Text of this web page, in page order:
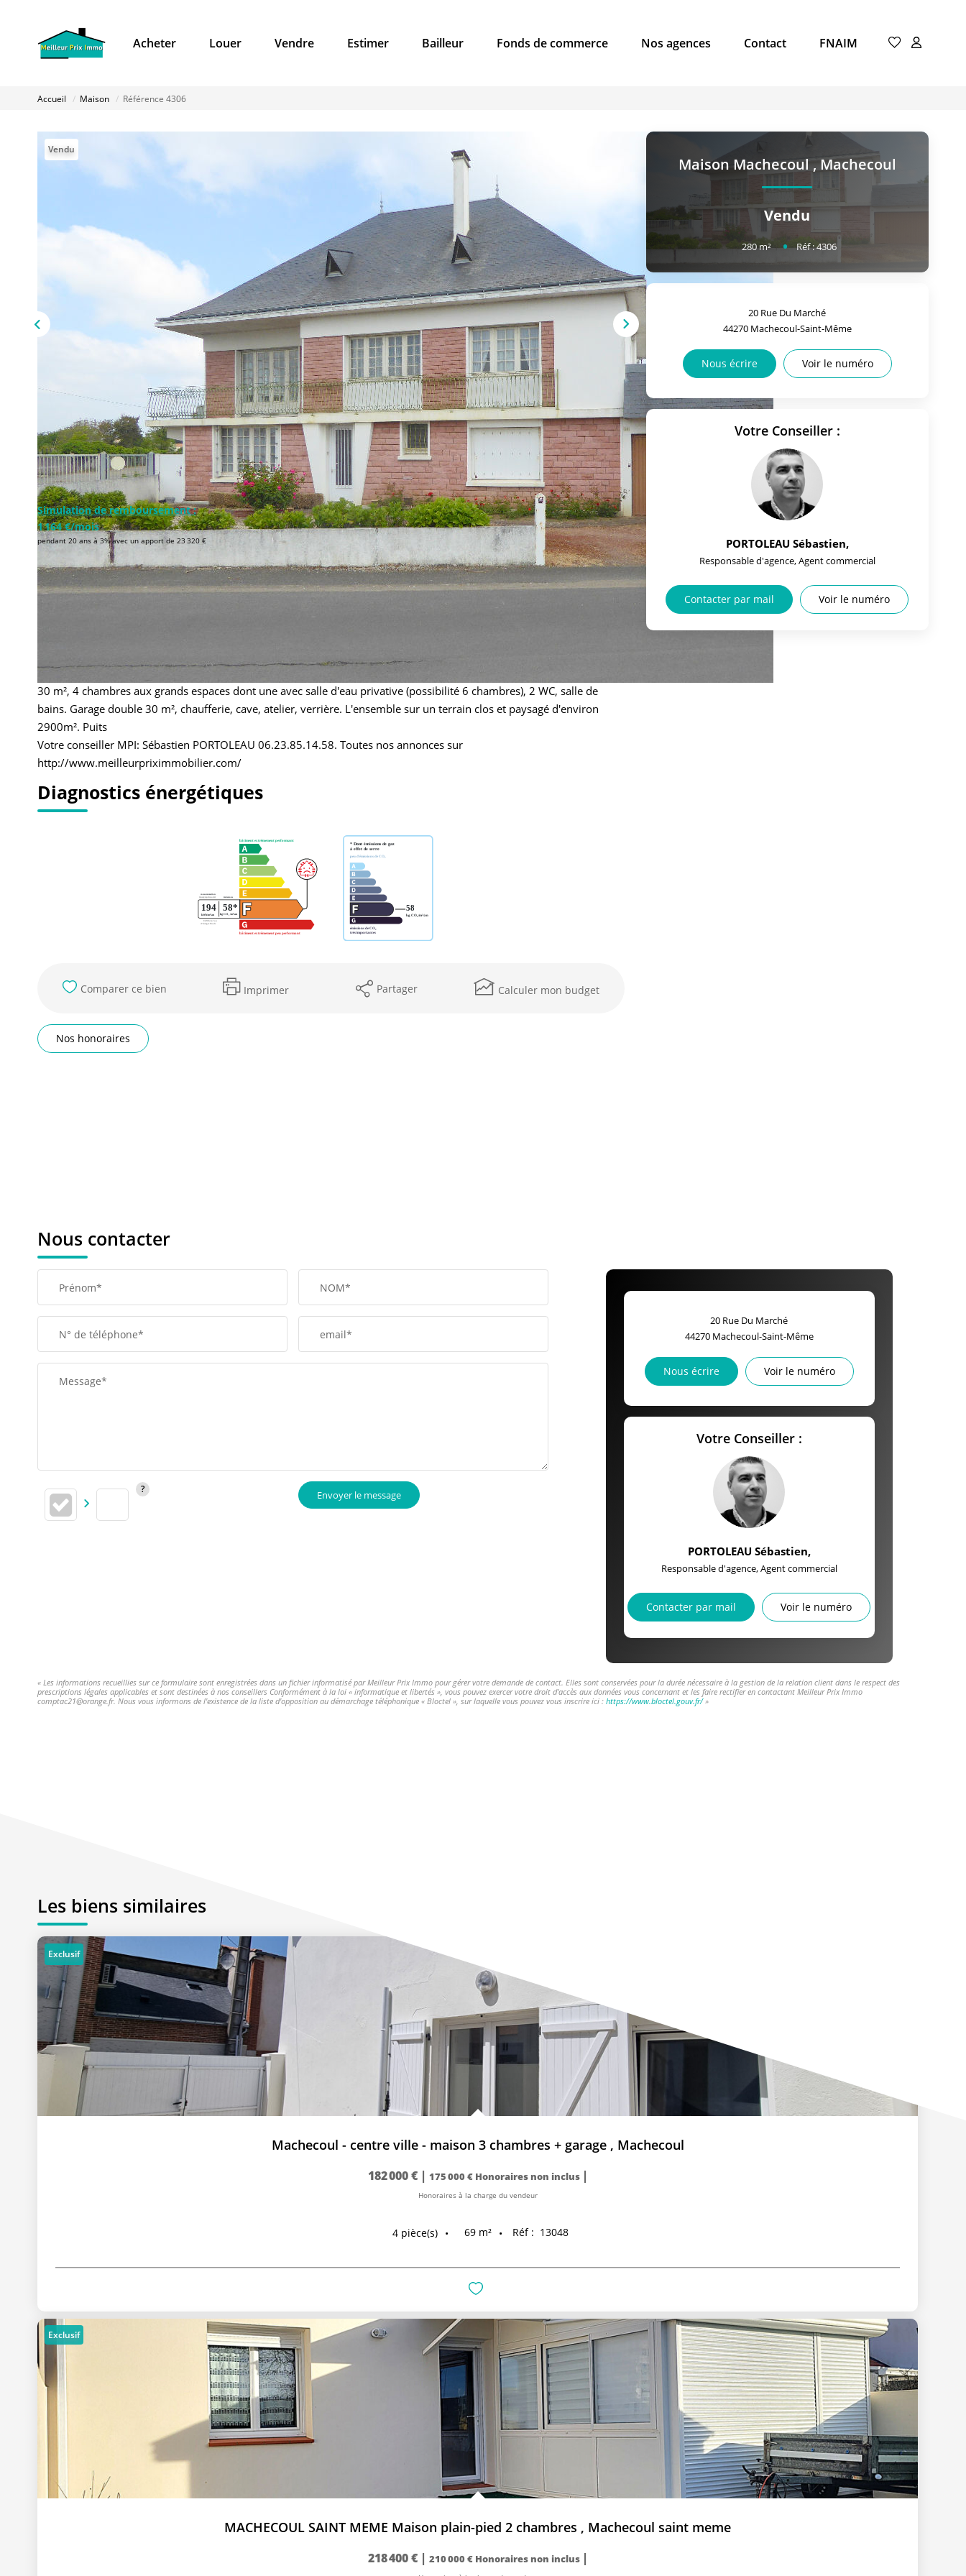
Acheter Louer Vendre Estimer Bailleur Fonds de commerce Nos agences Contact FNAIM
Accueil Maison Référence 4306
Vendu
Simulation de remboursement :
1 164 €/mois
pendant 20 ans à 3% avec un apport de 23 320 €
Description
m² habitables est composée : hall d'entrée, cuisine, arrière cuisine, débarras, salon-séjour de 49 m²,salle à manger de
30 m², 4 chambres aux grands espaces dont une avec salle d'eau privative (possibilité 6 chambres), 2 WC, salle de
bains. Garage double 30 m², chaufferie, cave, atelier, verrière. L'ensemble sur un terrain clos et paysagé d'environ
2900m². Puits
Votre conseiller MPI: Sébastien PORTOLEAU 06.23.85.14.58. Toutes nos annonces sur
http://www.meilleurpriximmobilier.com/
Diagnostics énergétiques
Comparer ce bien Imprimer Partager Calculer mon budget
Nos honoraires
Maison Machecoul,Machecoul
Vendu
280m² Réf :4306
20 Rue Du Marché
44270 Machecoul-Saint-Même
Nous écrire Voir le numéro
Votre Conseiller :
PORTOLEAU Sébastien,
Responsable d'agence, Agent commercial
Contacter par mail Voir le numéro
Nous contacter
Prénom* NOM*
N° de téléphone* email*
Message*
Envoyer le message
20 Rue Du Marché
44270 Machecoul-Saint-Même
Nous écrire Voir le numéro
Votre Conseiller :
PORTOLEAU Sébastien,
Responsable d'agence, Agent commercial
Contacter par mail Voir le numéro
« Les informations recueillies sur ce formulaire sont enregistrées dans un fichier informatisé par Meilleur Prix Immo pour gérer votre demande de contact. Elles sont conservées pour la durée nécessaire à la gestion de la relation client dans le respect des
prescriptions légales applicables et sont destinées à nos conseillers Conformément à la loi « informatique et libertés », vous pouvez exercer votre droit d'accès aux données vous concernant et les faire rectifier en contactant Meilleur Prix Immo
comptac21@orange.fr. Nous vous informons de l'existence de la liste d'opposition au démarchage téléphonique « Bloctel », sur laquelle vous pouvez vous inscrire ici : https://www.bloctel.gouv.fr/»
Les biens similaires
Exclusif
Machecoul - centre ville - maison 3 chambres + garage , Machecoul
182 000 € | 175 000 € Honoraires non inclus |
Honoraires à la charge du vendeur
4 pièce(s) 69 m² Réf : 13048
Exclusif
MACHECOUL SAINT MEME Maison plain-pied 2 chambres , Machecoul saint meme
218 400 € | 210 000 € Honoraires non inclus |